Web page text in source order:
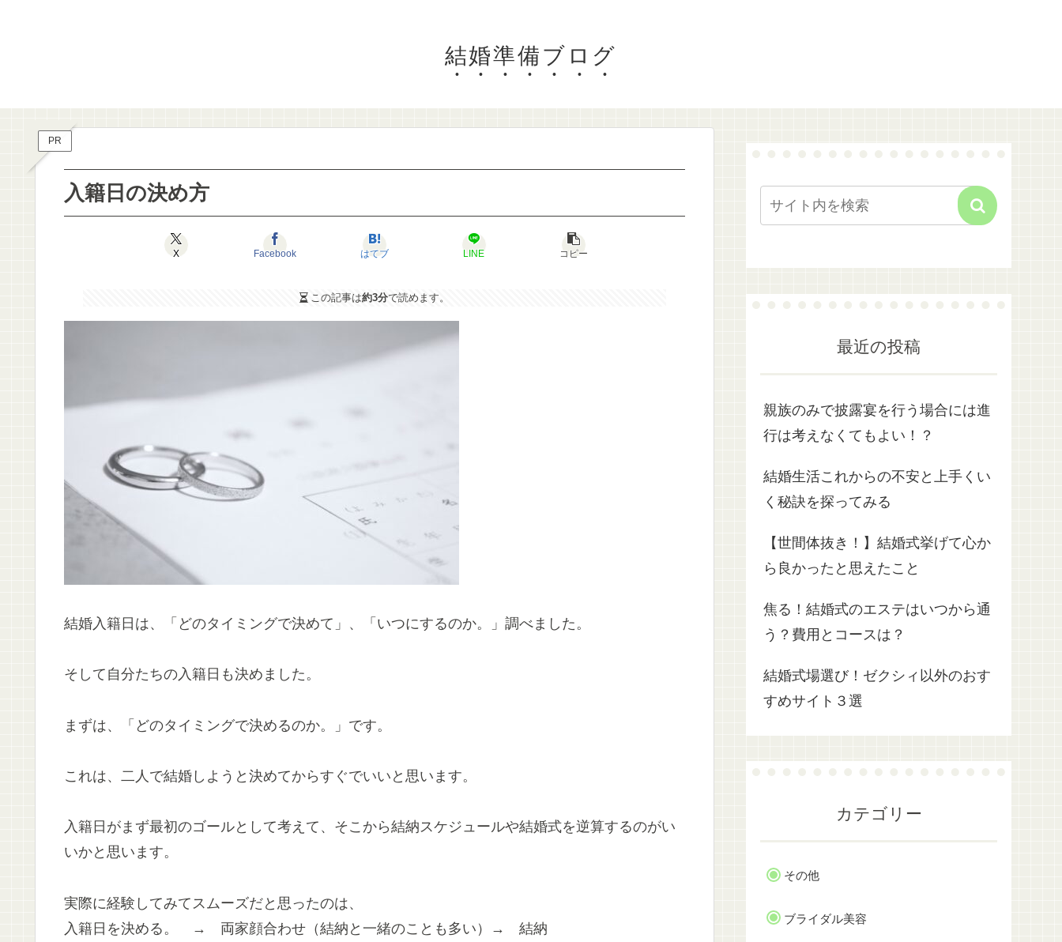
結婚準備ブログ
PR
入籍日の決め方
X Facebook はてブ LINE コピー
この記事は約3分で読めます。
結婚入籍日は、「どのタイミングで決めて」、「いつにするのか。」調べました。
そして自分たちの入籍日も決めました。
まずは、「どのタイミングで決めるのか。」です。
これは、二人で結婚しようと決めてからすぐでいいと思います。
入籍日がまず最初のゴールとして考えて、そこから結納スケジュールや結婚式を逆算するのがい
いかと思います。
実際に経験してみてスムーズだと思ったのは、
入籍日を決める。 → 両家顔合わせ（結納と一緒のことも多い）→ 結納
最近の投稿
親族のみで披露宴を行う場合には進
行は考えなくてもよい！？
結婚生活これからの不安と上手くい
く秘訣を探ってみる
【世間体抜き！】結婚式挙げて心か
ら良かったと思えたこと
焦る！結婚式のエステはいつから通
う？費用とコースは？
結婚式場選び！ゼクシィ以外のおす
すめサイト３選
カテゴリー
その他
ブライダル美容